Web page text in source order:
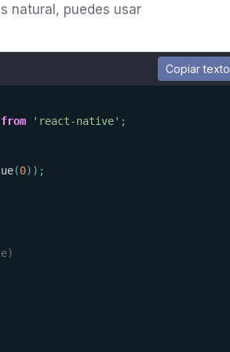
natural, puedes usar
Copiar texto
from 'react-native' ;
(0) ) ;